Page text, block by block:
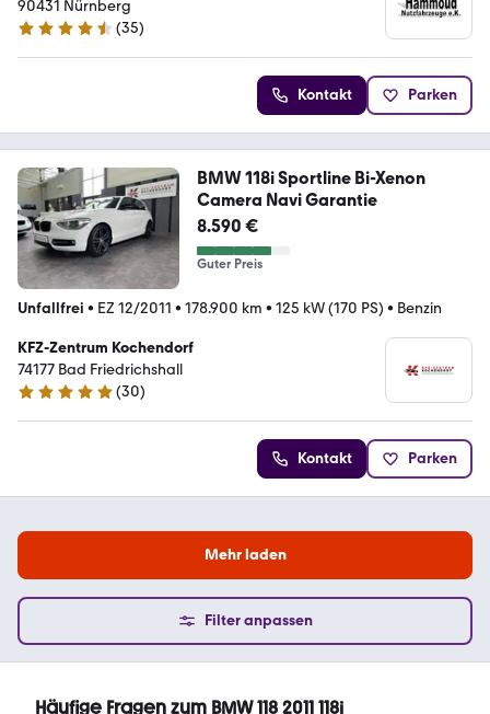
90431 Nürnberg
4.5 Sterne
(35)
Kontakt Parken
BMW 118i Sportline Bi-Xenon
Camera Navi Garantie
8.590 €
Guter Preis
Unfallfrei • EZ 12/2011 • 178.900 km • 125 kW (170 PS) • Benzin
KFZ-Zentrum Kochendorf
74177 Bad Friedrichshall
5 Sterne
(30)
Kontakt Parken
Mehr laden
Filter anpassen
Häufige Fragen zum BMW 118 2011 118i